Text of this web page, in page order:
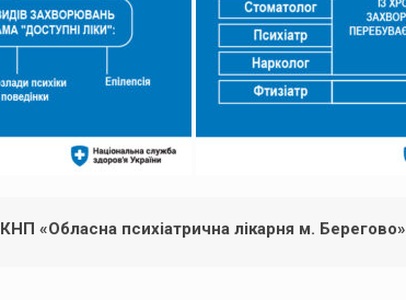
КНП «Обласна психіатрична лікарня м. Берегово»